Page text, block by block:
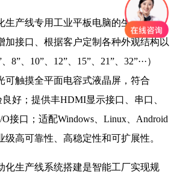
生产线专用工业平板电脑的生产定制，
加接口、根据客户定制各种外观结构以
8”、10”、12”、15”、21”、32”···）
可触摸全平面电容式液晶屏，符合
好；提供丰HDMI显示接口、串口、
接口；适配Windows、Linux、Android
高可靠性、高稳定性和可扩展性。
化生产线系统搭建是智能工厂实现规